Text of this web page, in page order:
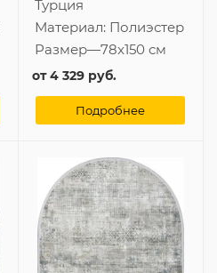
Турция
Материал: Полиэстер
Размер—78x150 см
от4 329 руб.
Подробнее